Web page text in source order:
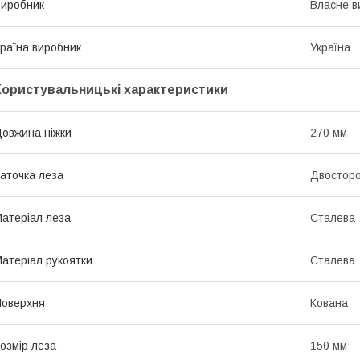
Власне
виробник Україна
характеристики
ніжки 270 мм
леза
леза Сталева
рукоятки Сталева
Кована
леза 150 мм